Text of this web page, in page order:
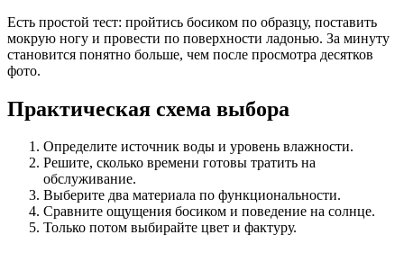
Есть простой тест: пройтись босиком по образцу, поставить
мокрую ногу и провести по поверхности ладонью. За минуту
становится понятно больше, чем после просмотра десятков
фото.
Практическая схема выбора
Определите источник воды и уровень влажности.
Решите, сколько времени готовы тратить на
обслуживание.
Выберите два материала по функциональности.
Сравните ощущения босиком и поведение на солнце.
Только потом выбирайте цвет и фактуру.